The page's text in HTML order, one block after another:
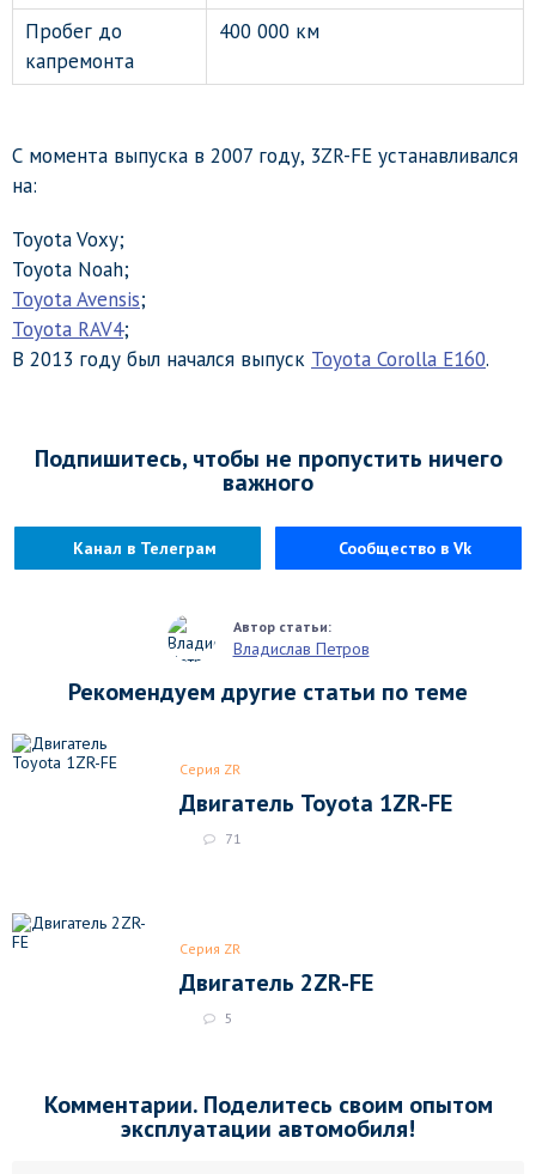
Пробег до
капремонта
400 000 км
С момента выпуска в 2007 году, 3ZR-FE устанавливался
на:
Toyota Voxy;
Toyota Noah;
Toyota Avensis;
Toyota RAV4;
В 2013 году был начался выпуск Toyota Corolla E160.
Подпишитесь, чтобы не пропустить ничего
важного
Канал в Телеграм Сообщество в Vk
Владислав Петров
Рекомендуем другие статьи по теме
Серия ZR
Двигатель Toyota 1ZR-FE
71
Серия ZR
Двигатель 2ZR-FE
5
Комментарии. Поделитесь своим опытом
эксплуатации автомобиля!